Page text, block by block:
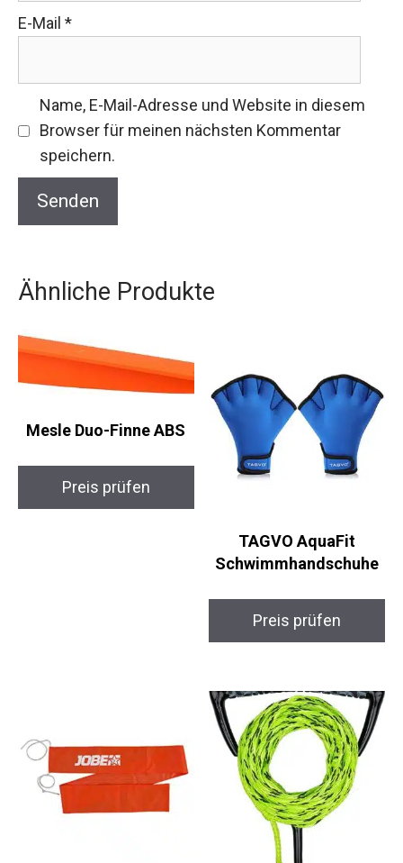
E-Mail *
Name, E-Mail-Adresse und Website in diesem
Browser für meinen nächsten Kommentar
speichern.
Ähnliche Produkte
Mesle Duo-Finne ABS
Preis prüfen
TAGVO AquaFit
Schwimmhandschuhe
Preis prüfen